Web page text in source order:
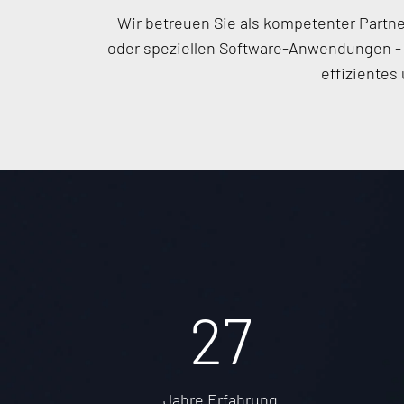
Wir betreuen Sie als kompetenter
oder speziellen Software-Anwendungen
effizientes
35
Jahre Erfahrung